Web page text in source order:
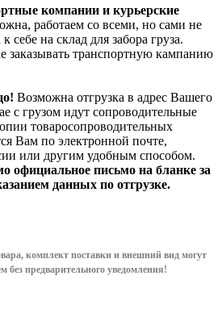
компании и курьерские
работаем со всеми, но сами не
себе на склад для забора груза.
заказывать транспортную кампанию
Возможна отгрузка в адрес Вашего
с грузом идут сопроводительные
товаросопроводительных
Вам по электронной почте,
или другим удобным способом.
официальное письмо на бланке за
данных по отгрузке.
комплект поставки и внешний вид могут
без предварительного уведомления!